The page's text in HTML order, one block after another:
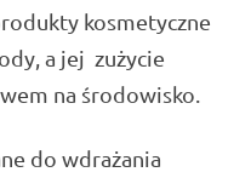
kosmetyczne
a jej zużycie
na środowisko.
do wdrażania